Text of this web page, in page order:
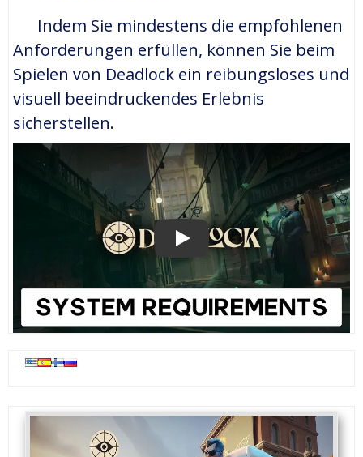
Indem Sie mindestens die empfohlenen
Anforderungen erfüllen, können Sie beim
Spielen von Deadlock ein reibungsloses und
visuell beeindruckendes Erlebnis
sicherstellen.
PLAY